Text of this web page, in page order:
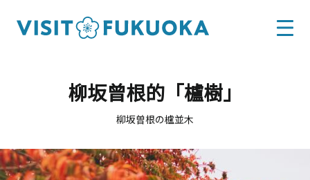
柳坂曾根的「櫨樹」
柳坂曽根の櫨並木